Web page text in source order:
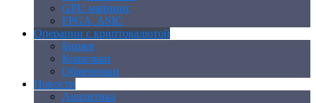
GPU майнинг
FPGA, ASIC
Операции с криптовалютой
Биржи
Кошельки
Обменники
Новости
Аналитика